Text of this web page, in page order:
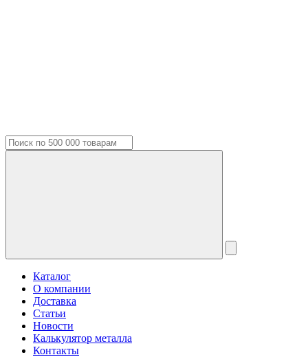
Каталог
О компании
Доставка
Статьи
Новости
Калькулятор металла
Контакты